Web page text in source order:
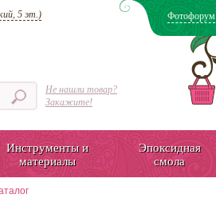
5 эт.)
Не нашли товар?
Закажите!
Фотофорум
Инструменты и
материалы
Эпоксидная
смола